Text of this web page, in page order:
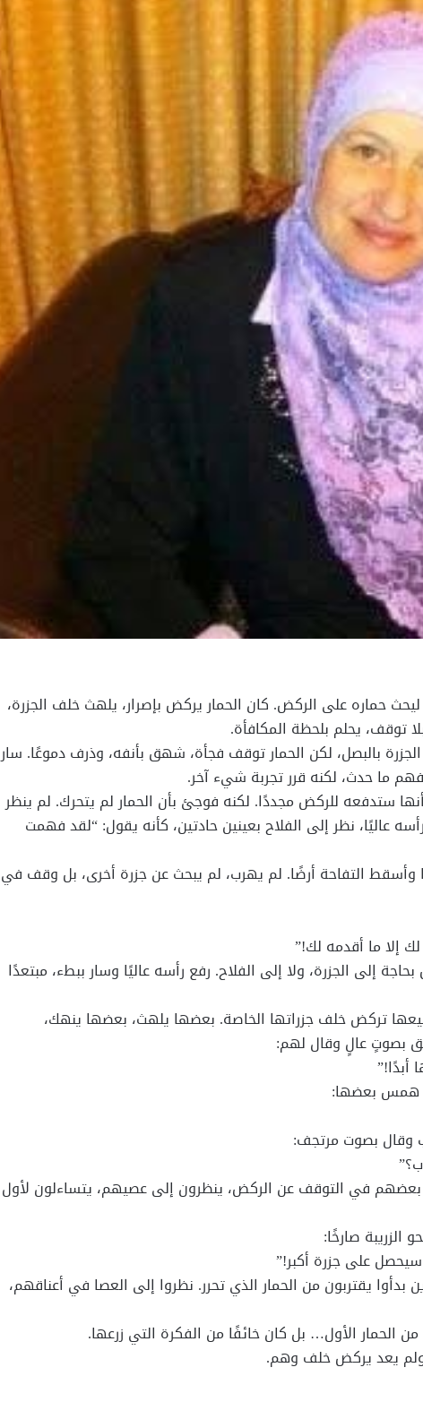
حماره على الركض. كان الحمار يركض بإصرار، يلهث خلف الجزرة،
توقف، يحلم بلحظة المكافأة.
بالبصل، لكن الحمار توقف فجأة، شهق بأنفه، وذرف دموعًا. سار
ما حدث، لكنه قرر تجربة شيء آخر.
ستدفعه للركض مجددًا. لكنه فوجئ بأن الحمار لم يتحرك. لم ينظر
عاليًا، نظر إلى الفلاح بعينين حادتين، كأنه يقول: “لقد فهمت
التفاحة أرضًا. لم يهرب، لم يبحث عن جزرة أخرى، بل وقف في
إلا ما أقدمه لك!”
إلى الجزرة، ولا إلى الفلاح. رفع رأسه عاليًا وسار ببطء، مبتعدًا
تركض خلف جزراتها الخاصة. بعضها يلهث، بعضها ينهك،
بصوتٍ عالٍ وقال لهم:
همس بعضها:
وقال بصوت مرتجف:
بعضهم في التوقف عن الركض، ينظرون إلى عصيهم، يتساءلون لأول
صارخًا:
على جزرة أكبر!”
يقتربون من الحمار الذي تحرر. نظروا إلى العصا في أعناقهم،
الحمار الأول… بل كان خائفًا من الفكرة التي زرعها.
ولم يعد يركض خلف وهم.